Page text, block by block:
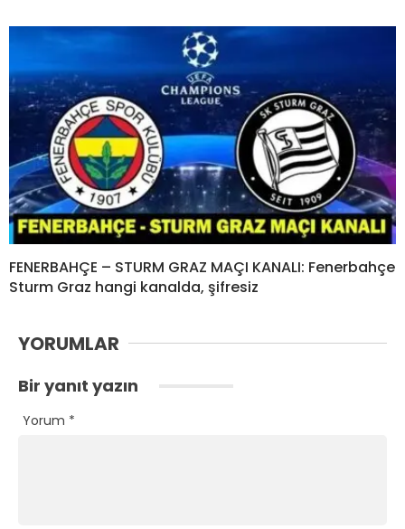
FENERBAHÇE – STURM GRAZ MAÇI KANALI: Fenerbahçe
Sturm Graz hangi kanalda, şifresiz
YORUMLAR
Bir yanıt yazın
Yorum *